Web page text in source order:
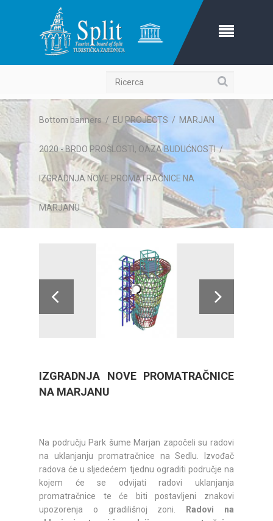
Ricerca
Bottom banners / EU PROJECTS / MARJAN
2020 - BRDO PROŠLOSTI, OAZA BUDUĆNOSTI/
IZGRADNJA NOVE PROMATRAČNICE NA
MARJANU
IZGRADNJA NOVE PROMATRAČNICE
NA MARJANU
Na području Park šume Marjan započeli su radovi
na uklanjanju promatračnice na Sedlu. Izvođač
radova će u sljedećem tjednu ograditi područje na
kojem će se odvijati radovi uklanjanja
promatračnice te će biti postavljeni znakovi
upozorenja o gradilišnoj zoni.
Radovi na